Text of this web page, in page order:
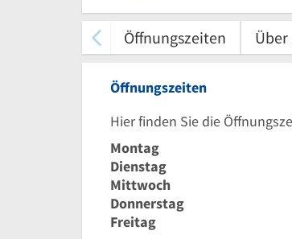
Öffnungszeiten Über
Öffnungszeiten
Hier finden Sie die
Montag
Dienstag
Mittwoch
Donnerstag
Freitag